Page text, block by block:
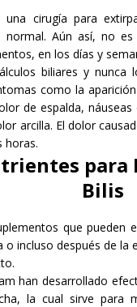
una cirugía para
normal. Aún así, no es
, en los días y
biliares y nunca
como la
de espalda,náuseas
arcilla. El dolor
horas.
para
Bilis
que pueden
o incluso después de la
.
han desarrollado
la cual sirve para